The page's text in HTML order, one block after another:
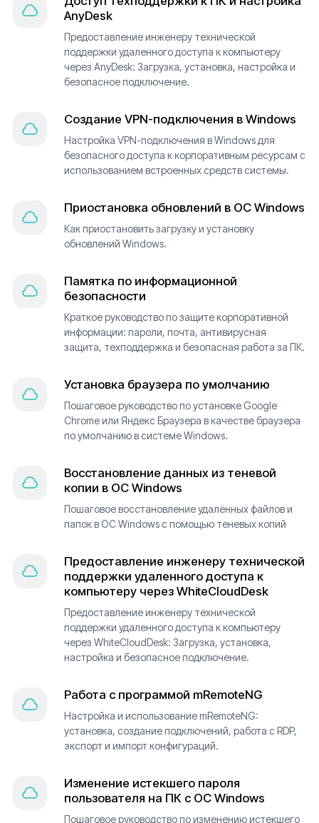
AnyDesk
Предоставление инженеру технической
поддержки удаленного доступа к компьютеру
через AnyDesk: Загрузка, установка, настройка и
безопасное подключение.
Создание VPN-подключения в Windows
Настройка VPN-подключения в Windows для
безопасного доступа к корпоративным ресурсам с
использованием встроенных средств системы.
Приостановка обновлений в ОС Windows
Как приостановить загрузку и установку
обновлений Windows.
Памятка по информационной
безопасности
Краткое руководство по защите корпоративной
информации: пароли, почта, антивирусная
защита, техподдержка и безопасная работа за ПК.
Установка браузера по умолчанию
Пошаговое руководство по установке Google
Chrome или Яндекс Браузера в качестве браузера
по умолчанию в системе Windows.
Восстановление данных из теневой
копии в ОС Windows
Пошаговое восстановление удалённых файлов и
папок в ОС Windows с помощью теневых копий
Предоставление инженеру технической
поддержки удаленного доступа к
компьютеру через WhiteCloudDesk
Предоставление инженеру технической
поддержки удаленного доступа к компьютеру
через WhiteCloudDesk: Загрузка, установка,
настройка и безопасное подключение.
Работа с программой mRemoteNG
Настройка и использование mRemoteNG:
установка, создание подключений, работа с RDP,
экспорт и импорт конфигураций.
Изменение истекшего пароля
пользователя на ПК с ОС Windows
Пошаговое руководство по изменению истекшего